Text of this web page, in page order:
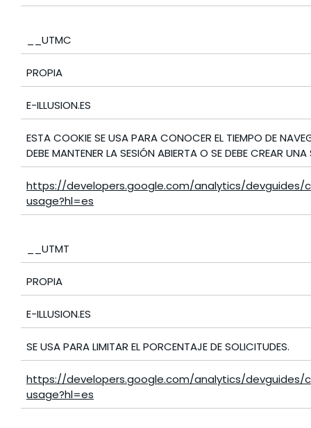
__UTMC
PROPIA
E-ILLUSION.ES
ESTA COOKIE SE USA PARA CONOCER EL TIEMPO DE
DEBE MANTENER LA SESIÓN ABIERTA O SE DEBE CREAR
https://developers.google.com/analytics/devguides/
usage?hl=es
__UTMT
PROPIA
E-ILLUSION.ES
SE USA PARA LIMITAR EL PORCENTAJE DE SOLICITUDES.
https://developers.google.com/analytics/devguides/
usage?hl=es